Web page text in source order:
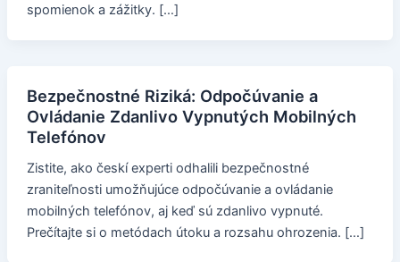
spomienok a zážitky. […]
Bezpečnostné Riziká: Odpočúvanie a
Ovládanie Zdanlivo Vypnutých Mobilných
Telefónov
Zistite, ako českí experti odhalili bezpečnostné
zraniteľnosti umožňujúce odpočúvanie a ovládanie
mobilných telefónov, aj keď sú zdanlivo vypnuté.
Prečítajte si o metódach útoku a rozsahu ohrozenia. […]